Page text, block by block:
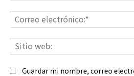
Guardar mi nombre, correo